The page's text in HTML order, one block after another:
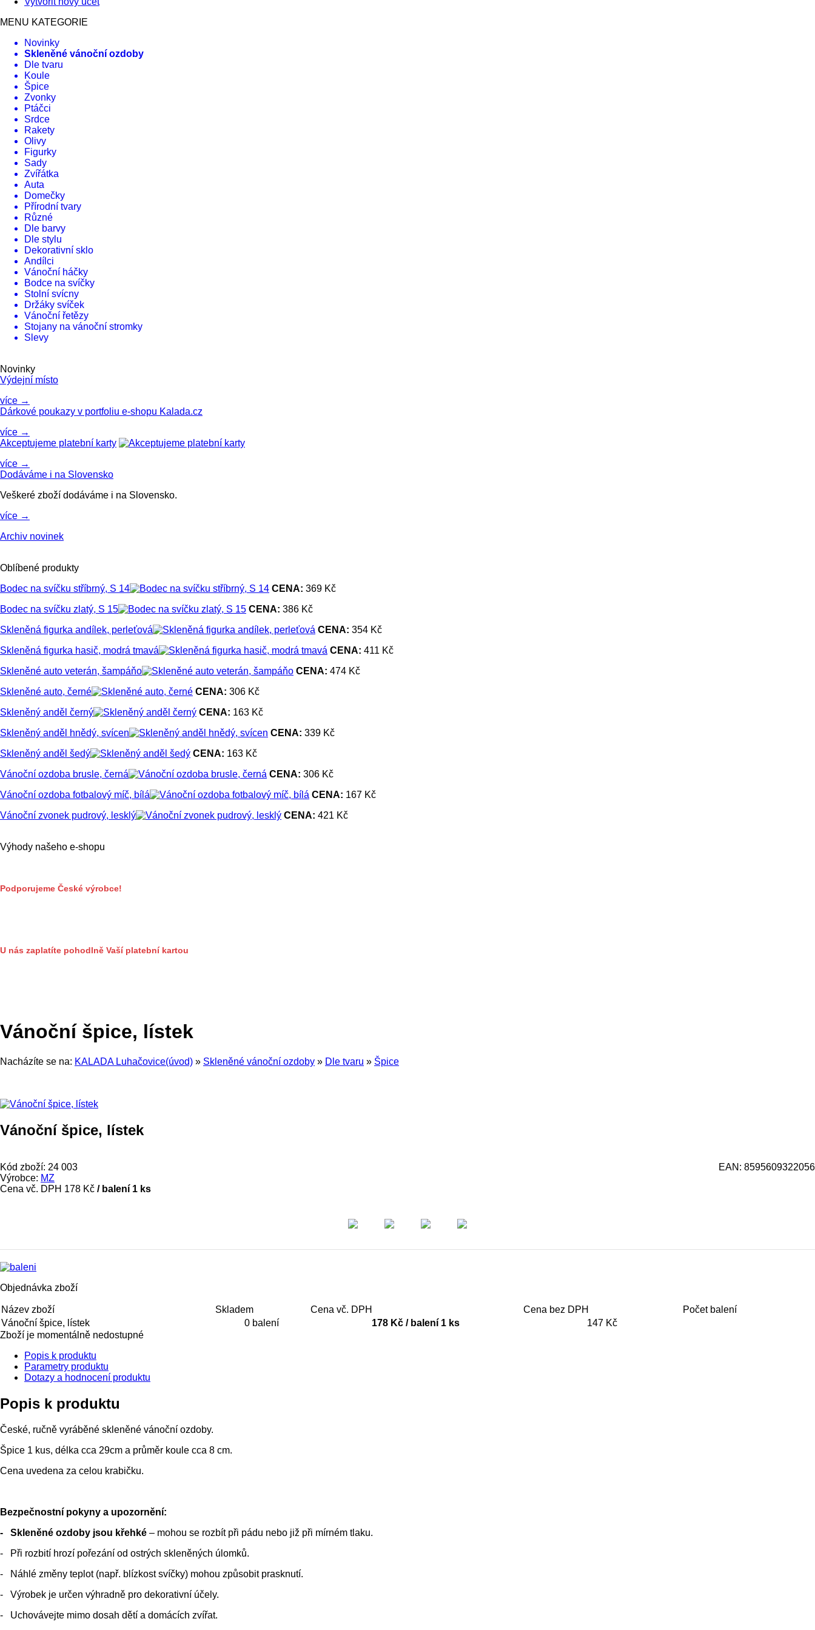
MENU KATEGORIE
Novinky
Skleněné vánoční ozdoby
Dle tvaru
Koule
Špice
Zvonky
Ptáčci
Srdce
Rakety
Olivy
Figurky
Sady
Zvířátka
Auta
Domečky
Přírodní tvary
Různé
Dle barvy
Dle stylu
Dekorativní sklo
Andílci
Vánoční háčky
Bodce na svíčky
Stolní svícny
Držáky svíček
Vánoční řetězy
Stojany na vánoční stromky
Slevy
Novinky
Výdejní místo
více →
Dárkové poukazy v portfoliu e-shopu Kalada.cz
více →
Akceptujeme platební karty
více →
Dodáváme i na Slovensko
Veškeré zboží dodáváme i na Slovensko.
více →
Archiv novinek
Oblíbené produkty
Bodec na svíčku stříbrný, S 14
CENA: 369 Kč
Bodec na svíčku zlatý, S 15
CENA: 386 Kč
Skleněná figurka andílek, perleťová
CENA: 354 Kč
Skleněná figurka hasič, modrá tmavá
CENA: 411 Kč
Skleněné auto veterán, šampáňo
CENA: 474 Kč
Skleněné auto, černé
CENA: 306 Kč
Skleněný anděl černý
CENA: 163 Kč
Skleněný anděl hnědý, svícen
CENA: 339 Kč
Skleněný anděl šedý
CENA: 163 Kč
Vánoční ozdoba brusle, černá
CENA: 306 Kč
Vánoční ozdoba fotbalový míč, bílá
CENA: 167 Kč
Vánoční zvonek pudrový, lesklý
CENA: 421 Kč
Výhody našeho e-shopu
Podporujeme České výrobce!
U nás zaplatíte pohodlně Vaší platební kartou
Vánoční špice, lístek
Nacházíte se na: KALADA Luhačovice(úvod) » Skleněné vánoční ozdoby » Dle tvaru » Špice
Vánoční špice, lístek
Kód zboží: 24 003 EAN: 8595609322056
Výrobce: MZ
Cena vč. DPH 178 Kč / balení 1 ks
Objednávka zboží
Název zboží Skladem Cena vč. DPH Cena bez DPH
Počet balení
Vánoční špice, lístek
0 balení 178 Kč / balení 1 ks
147 Kč
Zboží je momentálně nedostupné
Popis k produktu
Parametry produktu
Dotazy a hodnocení produktu
Popis k produktu
České, ručně vyráběné skleněné vánoční ozdoby.
Špice 1 kus, délka cca 29cm a průměr koule cca 8 cm.
Cena uvedena za celou krabičku.
Bezpečnostní pokyny a upozornění:
- Skleněné ozdoby jsou křehké – mohou se rozbít při pádu nebo již při mírném tlaku.
- Při rozbití hrozí pořezání od ostrých skleněných úlomků.
- Náhlé změny teplot (např. blízkost svíčky) mohou způsobit prasknutí.
- Výrobek je určen výhradně pro dekorativní účely.
- Uchovávejte mimo dosah dětí a domácích zvířat.